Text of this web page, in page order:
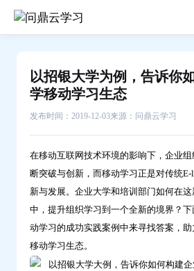
以招银大学为例，告诉你
学移动学习生态
发布时间：2019-12-03来源：问鼎云学习
在移动互联网技术环境的影响下，企业
断突破与创新，而移动学习正是对传统
新与发展。企业大学和培训部门如何在
中，提升组织学习到一个全新的境界？
动学习的成功实践案例中来寻找答案，
移动学习生态。